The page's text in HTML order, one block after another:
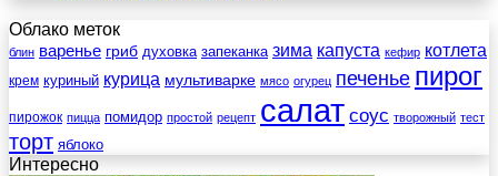
Облако меток
блин варенье гриб духовка запеканка зима капуста кефир котлета
крем куриный курица мультиварке мясо огурец печенье пирог
пирожок пицца помидор простой рецепт салат соус творожный тест
торт яблоко
Интересно